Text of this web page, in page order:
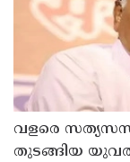
വളരെ
തുടങ്ങിയ